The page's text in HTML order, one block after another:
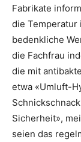
Fabrikate
die
bedenkliche
die Fachfrau
die mit
etwa «Umluft-
Sicherheit»,
seien das